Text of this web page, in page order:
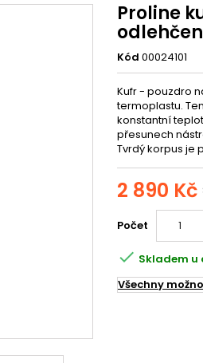
Proline
Kód 00024101
Kufr - pouzdro
termoplastu.
konstantní
přesunech
Tvrdý korpus je
2 890 Kč
Počet
 Skladem u
Všechny